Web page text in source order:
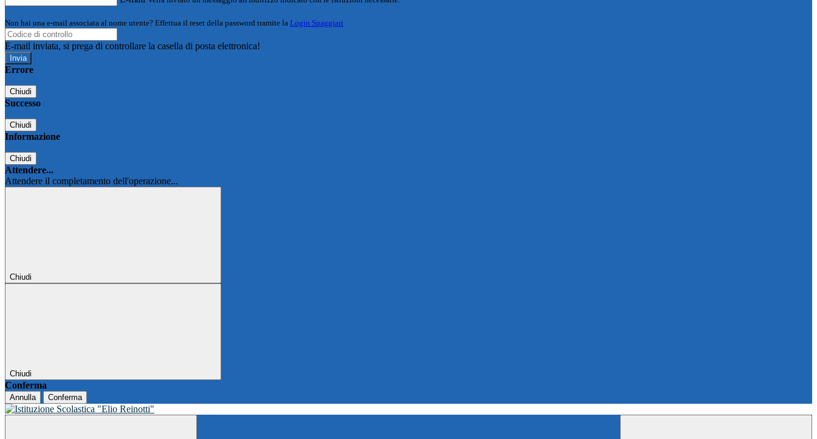
Non hai una e-mail associata al nome utente? Effettua il reset della password tramite la Login Spaggiari
E-mail inviata, si prega di controllare la casella di posta elettronica!
Errore
Chiudi
Successo
Chiudi
Informazione
Chiudi
Attendere...
Attendere il completamento dell'operazione...
Chiudi
Chiudi
Conferma
Annulla Conferma